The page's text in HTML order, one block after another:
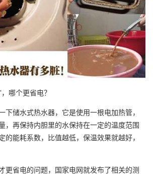
哪个更省电？
下储水式热水器，它是使用一根电加热管，
，再保持内胆里的水保持在一定的温度范围
的能耗系数，比值越低，保温效果就越好，
更省电的问题，国家电网就发布了相关的测